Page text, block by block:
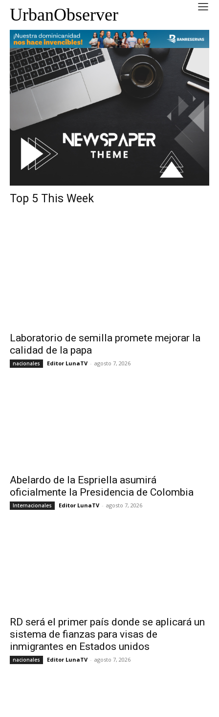
UrbanObserver
Top 5 This Week
Laboratorio de semilla promete mejorar la
calidad de la papa
nacionales Editor LunaTV - agosto 7, 2026
Abelardo de la Espriella asumirá
oficialmente la Presidencia de Colombia
Internacionales Editor LunaTV - agosto 7, 2026
RD será el primer país donde se aplicará un
sistema de fianzas para visas de
inmigrantes en Estados unidos
nacionales Editor LunaTV - agosto 7, 2026